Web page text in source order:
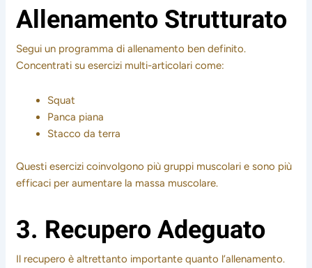
Allenamento Strutturato
Segui un programma di allenamento ben definito.
Concentrati su esercizi multi-articolari come:
Squat
Panca piana
Stacco da terra
Questi esercizi coinvolgono più gruppi muscolari e sono più
efficaci per aumentare la massa muscolare.
3. Recupero Adeguato
Il recupero è altrettanto importante quanto l’allenamento.